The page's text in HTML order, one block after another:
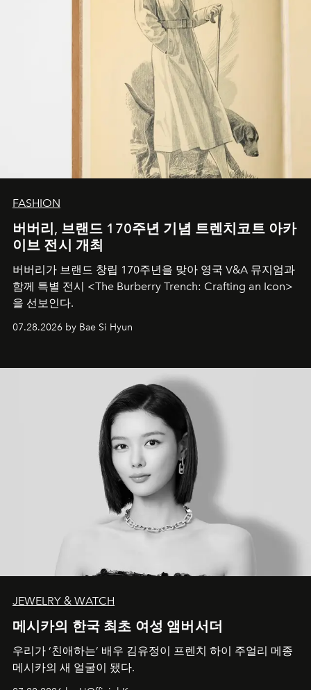
FASHION
버버리, 브랜드 170주년 기념 트렌치코트 아카
이브 전시 개최
버버리가 브랜드 창립 170주년을 맞아 영국 V&A 뮤지엄과
함께 특별 전시 <The Burberry Trench: Crafting an Icon>
을 선보인다.
07.28.2026 by Bae Si Hyun
JEWELRY & WATCH
메시카의 한국 최초 여성 앰버서더
우리가 ‘친애하는’ 배우 김유정이 프렌치 하이 주얼리 메종
메시카의 새 얼굴이 됐다.